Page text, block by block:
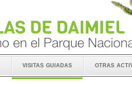
visitas guiadas otras